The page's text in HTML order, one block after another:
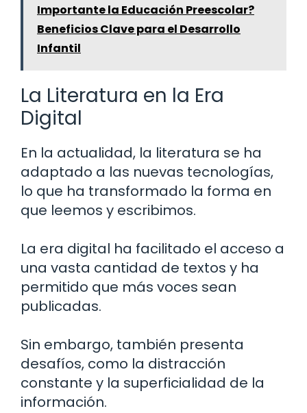
Importante la Educación Preescolar?
Beneficios Clave para el Desarrollo
Infantil
La Literatura en la Era
Digital
En la actualidad, la literatura se ha
adaptado a las nuevas tecnologías,
lo que ha transformado la forma en
que leemos y escribimos.
La era digital ha facilitado el acceso a
una vasta cantidad de textos y ha
permitido que más voces sean
publicadas.
Sin embargo, también presenta
desafíos, como la distracción
constante y la superficialidad de la
información.